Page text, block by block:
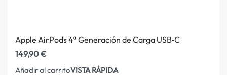
Apple AirPods 4ª Generación de Carga USB‑C
149,90€
Añadir al carritoVISTA RÁPIDA